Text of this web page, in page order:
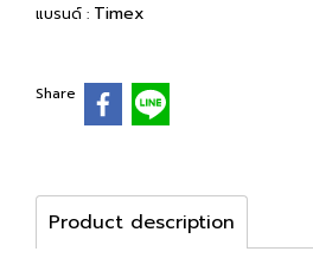
แบรนด์ : Timex
Share
Product description